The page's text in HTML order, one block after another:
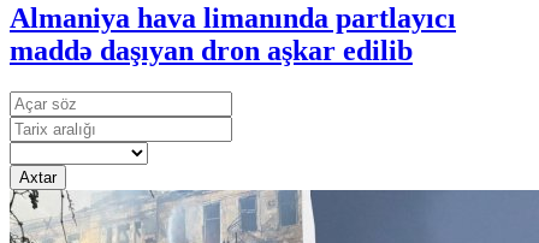
Almaniya hava limanında partlayıcı
maddə daşıyan dron aşkar edilib
Axtar